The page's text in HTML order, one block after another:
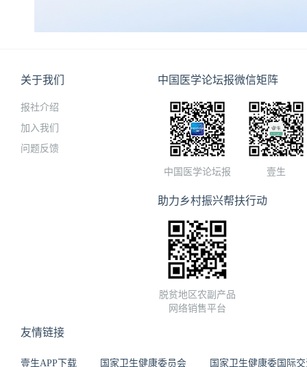
关于我们
报社介绍
加入我们
问题反馈
中国医学论坛报微信矩阵
中国医学论坛报 壹生
助力乡村振兴帮扶行动
脱贫地区农副产品
网络销售平台
友情链接
壹生APP下载 国家卫生健康委员会 国家卫生健康委国际